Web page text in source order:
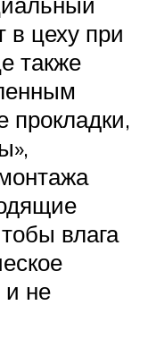
цеху при
также
влага
не